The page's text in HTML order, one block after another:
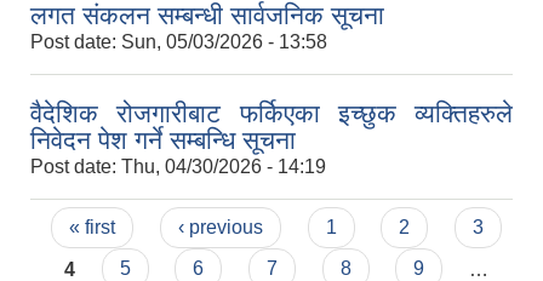
लगत संकलन सम्बन्धी सार्वजनिक सूचना
Post date: Sun, 05/03/2026 - 13:58
वैदेशिक रोजगारीबाट फर्किएका इच्छुक व्यक्तिहरुले
निवेदन पेश गर्ने सम्बन्धि सूचना
Post date: Thu, 04/30/2026 - 14:19
Pages
« first ‹ previous 1 2
3
4
5 6 7 8 9